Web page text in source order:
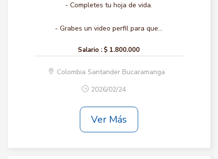
- Completes tu hoja de vida.
- Grabes un video perfil para que...
Salario : $ 1.800.000
Colombia Santander Bucaramanga
2026/02/24
Ver Más